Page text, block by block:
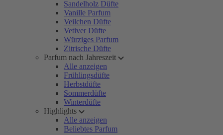
Sandelholz Düfte
Vanille Parfum
Veilchen Düfte
Vetiver Düfte
Würziges Parfum
Zitrische Düfte
Parfum nach Jahreszeit
Alle anzeigen
Frühlingsdüfte
Herbstdüfte
Sommerdüfte
Winterdüfte
Highlights
Alle anzeigen
Beliebtes Parfum